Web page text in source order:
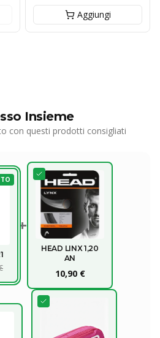
Aggiungi
Insieme
con questi prodotti consigliati
+
HEAD LINX 1,20
AN
10,90 €